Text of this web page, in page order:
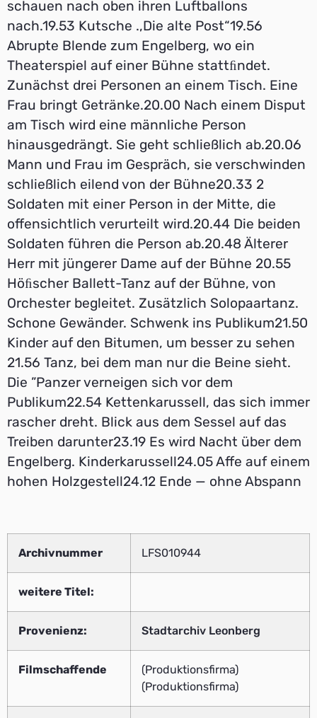
schauen nach oben ihren Luftballons
nach.19.53 Kutsche .,Die alte Post“19.56
Abrupte Blende zum Engelberg, wo ein
Theaterspiel auf einer Bühne stattﬁndet.
Zunächst drei Personen an einem Tisch. Eine
Frau bringt Getränke.20.00 Nach einem Disput
am Tisch wird eine männliche Person
hinausgedrängt. Sie geht schließlich ab.20.06
Mann und Frau im Gespräch, sie verschwinden
schließlich eilend von der Bühne20.33 2
Soldaten mit einer Person in der Mitte, die
offensichtlich verurteilt wird.20.44 Die beiden
Soldaten führen die Person ab.20.48 Älterer
Herr mit jüngerer Dame auf der Bühne 20.55
Höﬁscher Ballett-Tanz auf der Bühne, von
Orchester begleitet. Zusätzlich Solopaartanz.
Schone Gewänder. Schwenk ins Publikum21.50
Kinder auf den Bitumen, um besser zu sehen
21.56 Tanz, bei dem man nur die Beine sieht.
Die ”Panzer verneigen sich vor dem
Publikum22.54 Kettenkarussell, das sich immer
rascher dreht. Blick aus dem Sessel auf das
Treiben darunter23.19 Es wird Nacht über dem
Engelberg. Kinderkarussell24.05 Affe auf einem
hohen Holzgestell24.12 Ende — ohne Abspann
Archivnummer LFS010944
weitere Titel:
Provenienz: Stadtarchiv Leonberg
Filmschaffende
(Produktionsfirma)
(Produktionsfirma)